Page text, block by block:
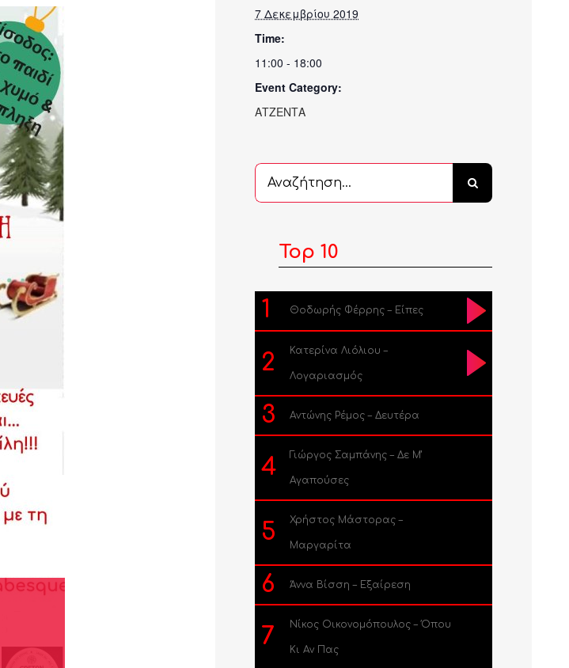
7 Δεκεμβρίου 2019
Time:
11:00 - 18:00
Event Category:
ΑΤΖΕΝΤΑ
Αναζήτηση
...
Top 10
1 Θοδωρής Φέρρης – Είπες
2 Κατερίνα Λιόλιου –
Λογαριασμός
3 Αντώνης Ρέμος – Δευτέρα
4 Γιώργος Σαμπάνης – Δε Μ’
Αγαπούσες
5 Χρήστος Μάστορας –
Μαργαρίτα
6 Άννα Βίσση – Εξαίρεση
7 Νίκος Οικονομόπουλος – Όπου
Κι Αν Πας